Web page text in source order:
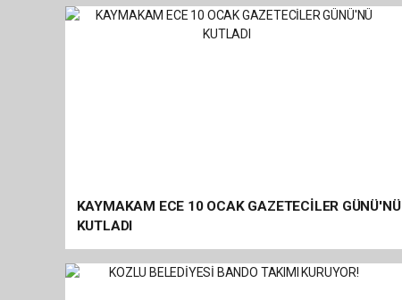
KAYMAKAM ECE 10 OCAK GAZETECİLER GÜNÜ'NÜ
KUTLADI